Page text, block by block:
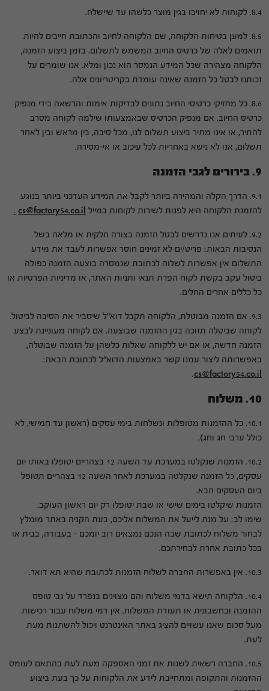
8.4. לקוחות לא יחויבו בגין מוצר כלשהו עד שיישלח.
8.5. למען בטיחות הלקוחה, שם הלקוחה לחיוב והכתובת חייבים להיות
תואמים לאלה של כרטיס החיוב המשמש לתשלום. בזמן ביצוע הזמנה,
הלקוחה מצהירה שכל המידע הנמסר הוא נכון ומלא. אנו שומרים על
זכותנו לבטל כל הזמנה שאינה עומדת בקריטריונים אלה.
8.6. כל מחזיקי כרטיסי החיוב נתונים לבדיקות אימות והרשאה בידי מנפיק
כרטיס החיוב. אם מנפיק הכרטיס שבאמצעותו שילמה לקוחה מסרב
להתיר, או אינו מתיר ביצוע תשלום לנו, מכל סיבה, בין מראש ובין לאחר
תשלום, אנו לא נישא באחריות לכל עיכוב או אי-מסירה.
9. בירורים לגבי הזמנה
9.1. הדרך הקלה והמהירה ביותר לקבל את המידע העדכני ביותר בנוגע
להזמנת הלקוחה היא לפנות לשירות לקוחות במייל cs@factory54.co.il
.
9.2. לעיתים אנו נדרשים לבטל הזמנה בצורה חלקית או מלאה בשל
הנסיבות הבאות: פריט/ים לא זמינים חוסר אפשרות לעבד את מידע
התשלום אין אפשרות לשלוח לכתובת שנמסרה בוצעה הזמנה כפולה
ביטול עקב בקשת לקוח הפרת תנאי ותניות האתר, או מדיניות הפרטיות או
כל כללים אחרים החלים.
9.3. אם הזמנה מבוטלת, הלקוחה תקבל דוא"ל שיסביר את הסיבה לביטול.
לקוחה שביטלה תזוכה בגין ההזמנה שבוצעה. אם לקוחה מעוניינת לבצע
הזמנה חדשה, או אם יש ללקוחה שאלות כלשהן על הזמנה שבוטלה,
באפשרותה ליצור עמנו קשר באמצעות הדוא"ל לכתובת הבאה:
cs@factory54.co.il
.
10. משלוח
10.1. כל ההזמנות מטופלות ונשלחות בימי עסקים (ראשון עד חמישי, לא
כולל ערבי חג וחג).
10.2. הזמנות שנקלטו במערכת עד השעה 12 בצהריים יטופלו באותו יום
עסקים, כל הזמנה שנקלטה במערכת לאחר השעה 12 בצהריים תטופל
ביום העסקים הבא.
הזמנות שיקלטו בימים שישי או שבת יטופלו רק יום ראשון העוקב.
שימו לב: על מנת לייעל את המשלוח אליכם, בעת הקניה באתר מומלץ
לבחור משלוח לכתובת שבה הנכם נמצאים רוב יומכם – בעבודה, בבית או
בכל כתובת אחרת לבחירתכם.
10.3. אין באפשרות החברה לשלוח הזמנות לכתובת שהיא תא דואר.
10.4. הלקוחה תישא בדמי משלוח והם מצוינים בנפרד על גבי טופס
ההזמנה ובחשבונית או תעודת המשלוח. אין דמי משלוח עבור רכישות
מעל סכום שאנו עשויים להציג באתר האינטרנט ויכול להשתנות מעת
לעת.
10.5. החברה רשאית לשנות את זמני האספקה מעת לעת בהתאם לעומס
ההזמנות והתקופה ומתחייבת לידע את הלקוחות על כך בעת ביצוע